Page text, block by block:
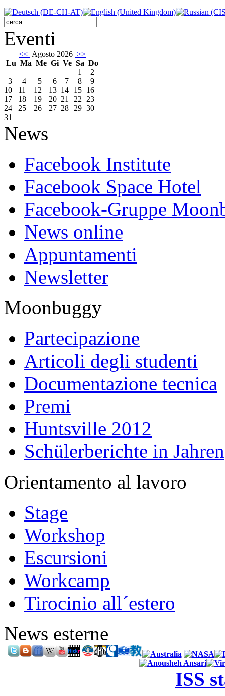
Eventi
<< Agosto 2026 >>
Lu Ma Me Gi Ve Sa Do
1
2
3
4 5 6 7 8
9
10
11 12 13 14 15 16
17
18 19 20 21 22 23
24
25 26 27 28 29 30
31
News
Facebook Institute
Facebook Space Hotel
Facebook-Gruppe
News online
Appuntamenti
Newsletter
Moonbuggy
Partecipazione
Articoli degli studenti
Documentazione tecnica
Premi
Huntsville 2012
Schülerberichte in Jahren
Orientamento al lavoro
Stage
Workshop
Escursioni
Workcamp
Tirocinio all´estero
News esterne
ISS